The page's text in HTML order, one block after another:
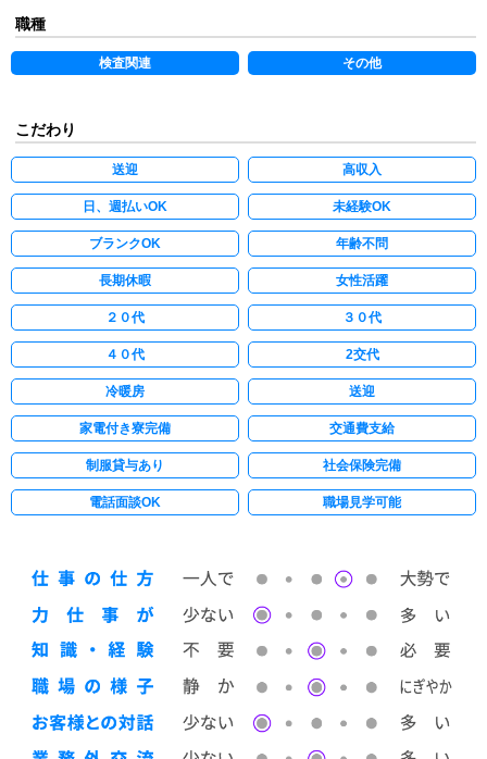
職種
検査関連 その他
こだわり
送迎 高収入
日、週払いOK 未経験OK
ブランクOK 年齢不問
長期休暇 女性活躍
２０代 ３０代
４０代 2交代
冷暖房 送迎
家電付き寮完備 交通費支給
制服貸与あり 社会保険完備
電話面談OK 職場見学可能